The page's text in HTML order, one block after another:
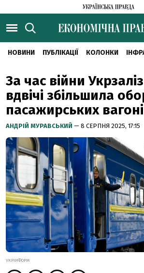
НОВИНИ ПУБЛІКАЦІЇ КОЛОНКИ
За час війни
вдвічі збільшила
пасажирських
АНДРІЙ МУРАВСЬКИЙ — 8 СЕРПНЯ 2025, 17:15
УКРІНФОРМ